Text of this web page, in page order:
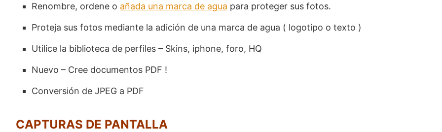
Renombre, ordene o añada una marca de agua para proteger sus fotos.
Proteja sus fotos mediante la adición de una marca de agua ( logotipo o texto )
Utilice la biblioteca de perfiles – Skins, iphone, foro, HQ
Nuevo – Cree documentos PDF !
Conversión de JPEG a PDF
CAPTURAS DE PANTALLA